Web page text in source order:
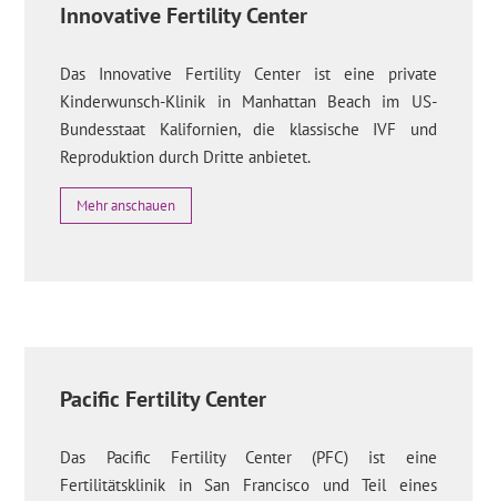
Innovative Fertility Center
Das Innovative Fertility Center ist eine private
Kinderwunsch-Klinik in Manhattan Beach im US-
Bundesstaat Kalifornien, die klassische IVF und
Reproduktion durch Dritte anbietet.
Mehr anschauen
Pacific Fertility Center
Das Pacific Fertility Center (PFC) ist eine
Fertilitätsklinik in San Francisco und Teil eines